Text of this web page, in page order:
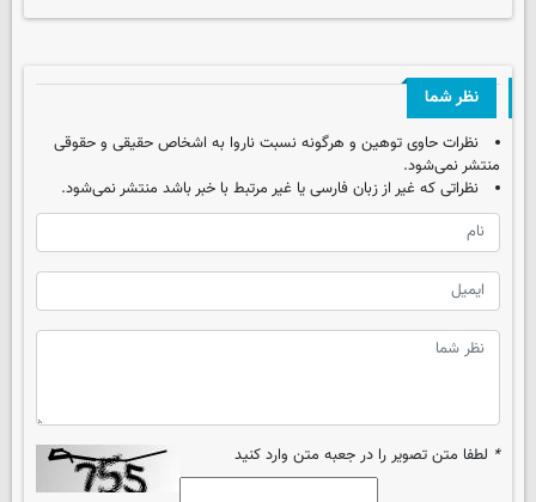
نظر شما
نظرات حاوی توهین و هرگونه نسبت ناروا به اشخاص حقیقی و حقوقی
منتشر نمی‌شود.
نظراتی که غیر از زبان فارسی یا غیر مرتبط با خبر باشد منتشر نمی‌شود.
* لطفا متن تصویر را در جعبه متن وارد کنید